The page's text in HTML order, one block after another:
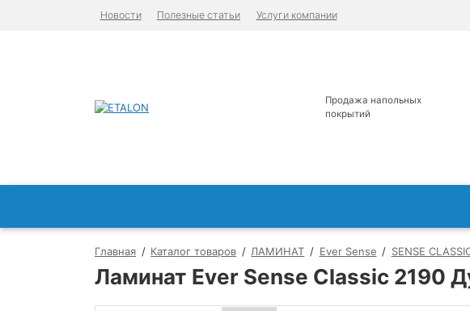
Новости Полезные статьи Услуги компании
Продажа напольных
покрытий
Главная Каталог товаров ЛАМИНАТ Ever Sense SENSE
Ламинат Ever Sense Classic 2190